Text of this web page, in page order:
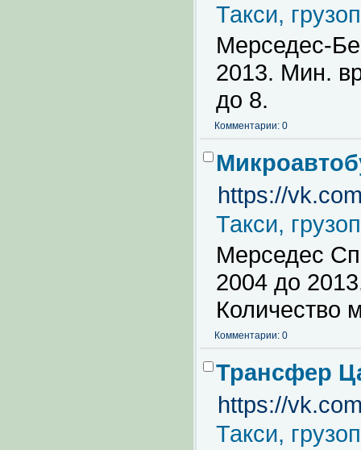
Такси,
Мерседес-
2013. Мин.
до 8.
Комментарии: 0
https://
Такси,
Мерседес
2004 до
Количество
Комментарии: 0
Трансфер
https://
Такси,